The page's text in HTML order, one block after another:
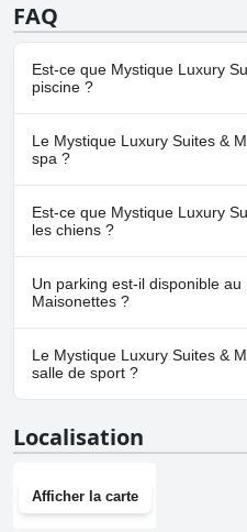
FAQ
Est-ce que Mystique Luxury
piscine ?
Oui, Mystique Luxury Suites &
appartenant à une ou plusieurs
Extérieure.
Le Mystique Luxury Suites &
spa ?
Non, il n'y a pas de spa à
Est-ce que Mystique Luxury
les chiens ?
Non, Mystique Luxury Suites &
chiens.
Un parking est-il disponible
Maisonettes ?
Oui, un parking est disponible
Maisonettes.
Le Mystique Luxury Suites &
salle de sport ?
sport.
Localisation
Afficher la carte